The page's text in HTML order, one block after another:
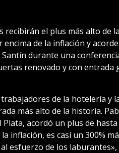
recibirán el plus más alto de
de la inflación y
durante una
renovado y con
de la hotelería y
más alto de la historia.
acordó un plus de
inflación, es casi un 300%
esfuerzo de los